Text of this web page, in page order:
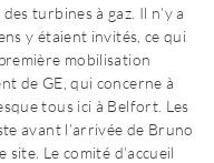
turbines à gaz. Il n’y a
y étaient invités, ce qui
mobilisation
de GE, qui concerne à
tous ici à Belfort. Les
avant l’arrivée de Bruno
site. Le comité d’accueil